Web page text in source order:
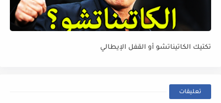
تكتيك الكاتيناتشو أو القفل الإيطالي
تعليقات